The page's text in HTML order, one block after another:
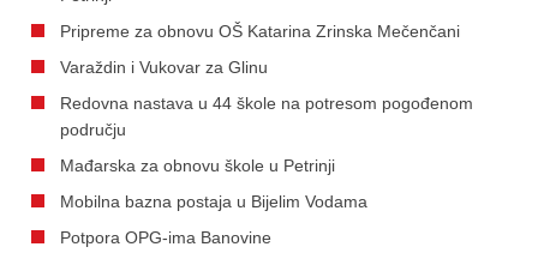
Pripreme za obnovu OŠ Katarina Zrinska Mečenčani
Varaždin i Vukovar za Glinu
Redovna nastava u 44 škole na potresom pogođenom
području
Mađarska za obnovu škole u Petrinji
Mobilna bazna postaja u Bijelim Vodama
Potpora OPG-ima Banovine